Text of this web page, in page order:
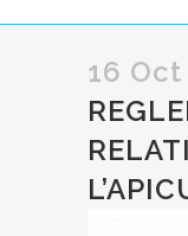
16 Oct